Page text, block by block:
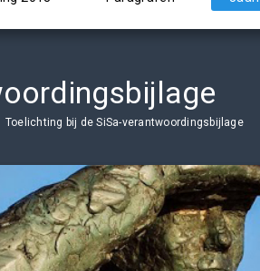
Toelichting bij de SiSa-verantwoordingsbijlage